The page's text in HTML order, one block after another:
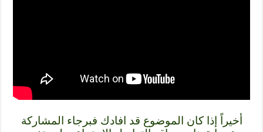
أخيراً إذا كان الموضوع قد افادك فبرجاء المشاركة